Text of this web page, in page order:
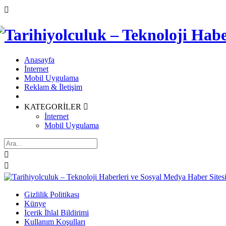

Anasayfa
İnternet
Mobil Uygulama
Reklam & İletişim
KATEGORİLER 
İnternet
Mobil Uygulama


Gizlilik Politikası
Künye
İçerik İhlal Bildirimi
Kullanım Koşulları